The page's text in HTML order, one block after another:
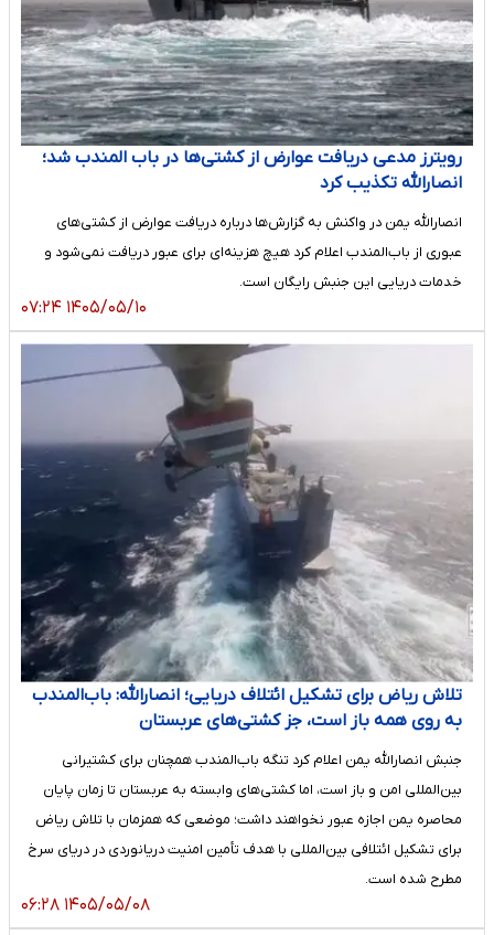
رویترز مدعی دریافت عوارض از کشتی‌ها در باب المندب شد؛
انصارالله تکذیب کرد
انصارالله یمن در واکنش به گزارش‌ها درباره دریافت عوارض از کشتی‌های
عبوری از باب‌المندب اعلام کرد هیچ هزینه‌ای برای عبور دریافت نمی‌شود و
خدمات دریایی این جنبش رایگان است.
۱۴۰۵/۰۵/۱۰ ۰۷:۲۴
تلاش ریاض برای تشکیل ائتلاف دریایی؛ انصارالله: باب‌المندب
به روی همه باز است، جز کشتی‌های عربستان
جنبش انصارالله یمن اعلام کرد تنگه باب‌المندب همچنان برای کشتیرانی
بین‌المللی امن و باز است، اما کشتی‌های وابسته به عربستان تا زمان پایان
محاصره یمن اجازه عبور نخواهند داشت؛ موضعی که همزمان با تلاش ریاض
برای تشکیل ائتلافی بین‌المللی با هدف تأمین امنیت دریانوردی در دریای سرخ
مطرح شده است.
۱۴۰۵/۰۵/۰۸ ۰۶:۲۸